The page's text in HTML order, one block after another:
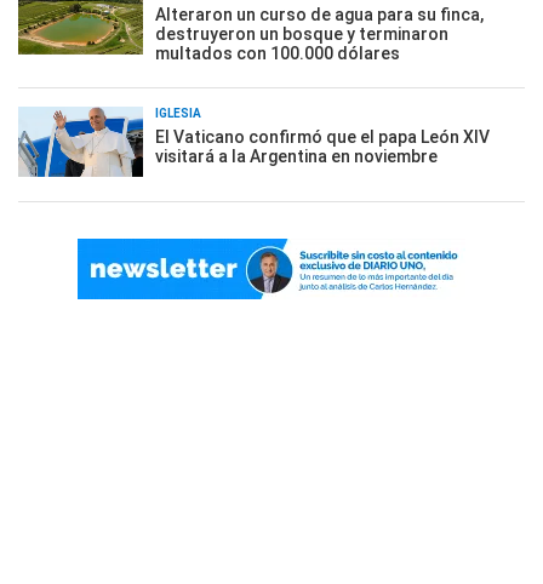
Alteraron un curso de agua para su finca,
destruyeron un bosque y terminaron
multados con 100.000 dólares
IGLESIA
El Vaticano confirmó que el papa León XIV
visitará a la Argentina en noviembre